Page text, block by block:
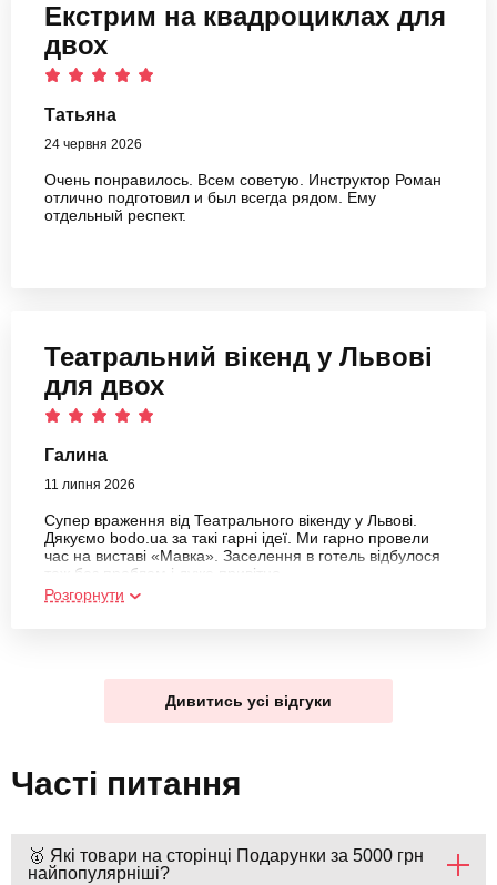
Екстрим на квадроциклах для
двох
Татьяна
24 червня 2026
Очень понравилось. Всем советую. Инструктор Роман
отлично подготовил и был всегда рядом. Ему
отдельный респект.
Театральний вікенд у Львові
для двох
Галина
11 липня 2026
Супер враження від Театрального вікенду у Львові.
Дякуємо bodo.ua за такі гарні ідеї. Ми гарно провели
час на виставі «Мавка». Заселення в готель відбулося
теж без проблем і дуже привітно.
Розгорнути
Дивитись усі відгуки
Часті питання
🥇 Які товари на сторінці Подарунки за 5000 грн
найпопулярніші?